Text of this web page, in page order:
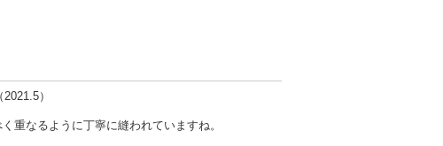
）
重なるように丁寧に縫われていますね。